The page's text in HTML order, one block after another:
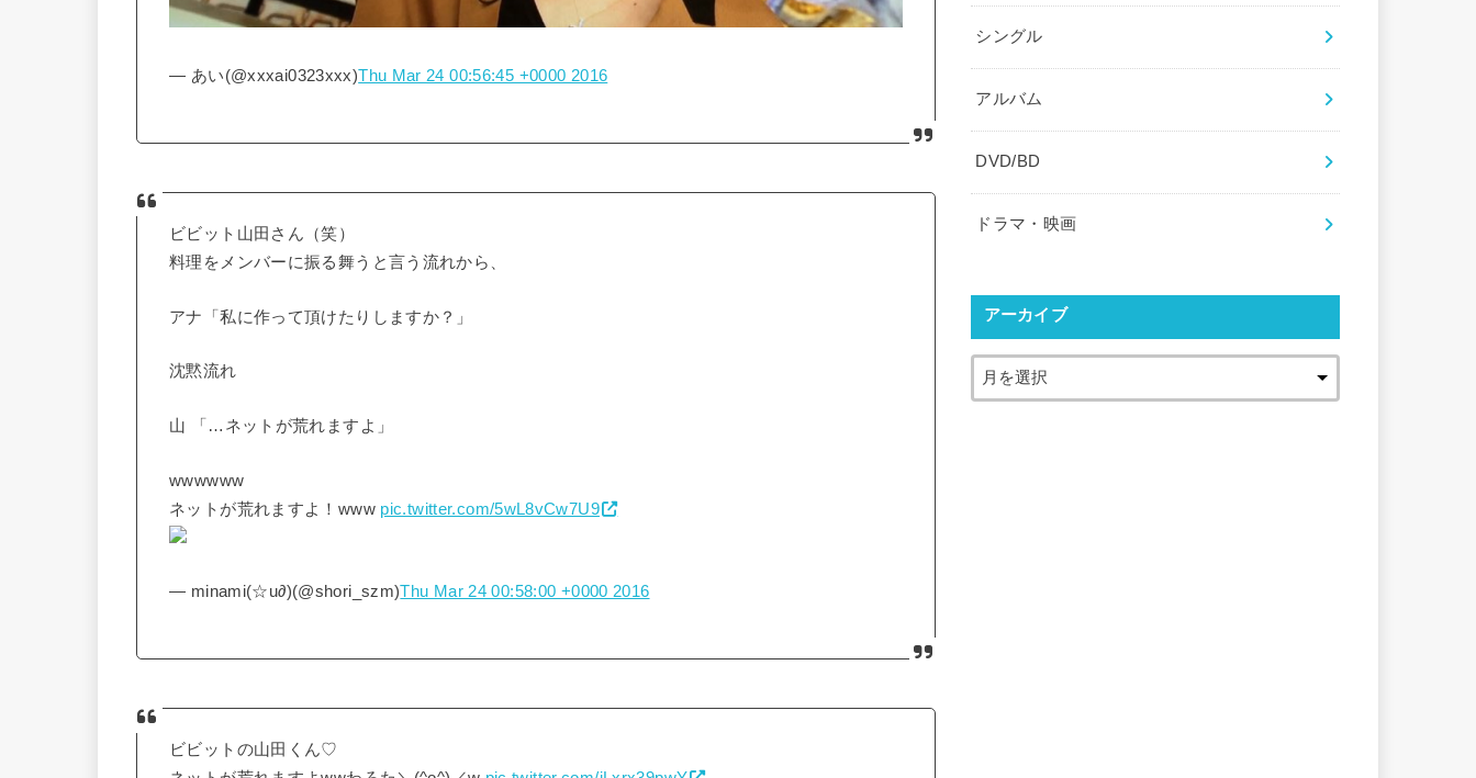
— あい(@xxxai0323xxx)Thu Mar 24 00:56:45 +0000 2016
ビビット山田さん（笑）
料理をメンバーに振る舞うと言う流れから、
アナ「私に作って頂けたりしますか？」
沈黙流れ
山 「…ネットが荒れますよ」
wwwwww
ネットが荒れますよ！www pic.twitter.com/5wL8vCw7U9
— minami(☆u∂)(@shori_szm)Thu Mar 24 00:58:00 +0000 2016
ビビットの山田くん♡
シングル
アルバム
DVD/BD
ドラマ・映画
アーカイブ